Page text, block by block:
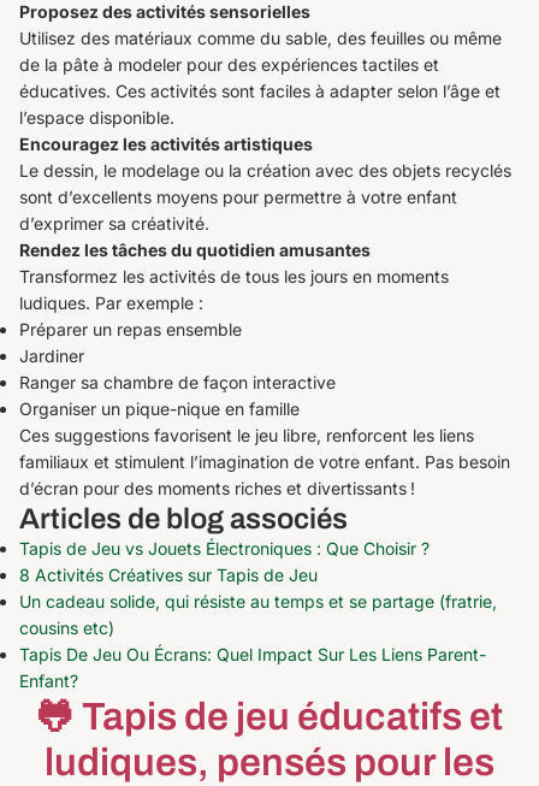
Proposez des activités sensorielles
Utilisez des matériaux comme du sable, des feuilles ou même
de la pâte à modeler pour des expériences tactiles et
éducatives. Ces activités sont faciles à adapter selon l’âge et
l’espace disponible.
Encouragez les activités artistiques
Le dessin, le modelage ou la création avec des objets recyclés
sont d’excellents moyens pour permettre à votre enfant
d’exprimer sa créativité.
Rendez les tâches du quotidien amusantes
Transformez les activités de tous les jours en moments
ludiques. Par exemple :
Préparer un repas ensemble
Jardiner
Ranger sa chambre de façon interactive
Organiser un pique-nique en famille
Ces suggestions favorisent le jeu libre, renforcent les liens
familiaux et stimulent l’imagination de votre enfant. Pas besoin
d’écran pour des moments riches et divertissants !
Articles de blog associés
Tapis de Jeu vs Jouets Électroniques : Que Choisir ?
8 Activités Créatives sur Tapis de Jeu
Un cadeau solide, qui résiste au temps et se partage (fratrie,
cousins etc)
Tapis De Jeu Ou Écrans: Quel Impact Sur Les Liens Parent-
Enfant?
🐸 Tapis de jeu éducatifs et
ludiques, pensés pour les